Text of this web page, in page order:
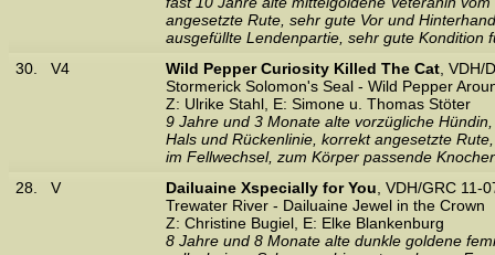
angesetzte Rute, sehr gute Vor und
ausgefüllte Lendenpartie, sehr gute Kondition
30.
V4 Wild Pepper Curiosity Killed The Cat ,
Stormerick Solomon's Seal - Wild Pepper
Z: Ulrike Stahl, E: Simone u. Thomas Stöter
9 Jahre und 3 Monate alte vorzügliche
Hals und Rückenlinie, korrekt angesetzte
im Fellwechsel, zum Körper passende
28.
V Dailuaine Xspecially for You , VDH/GRC
Trewater River - Dailuaine Jewel in the Crown
Z: Christine Bugiel, E: Elke Blankenburg
8 Jahre und 8 Monate alte dunkle goldene